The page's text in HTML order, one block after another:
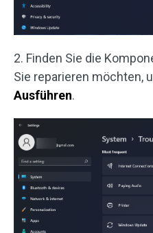
2. Finden Sie die
Sie reparieren möchten,
Ausführen.